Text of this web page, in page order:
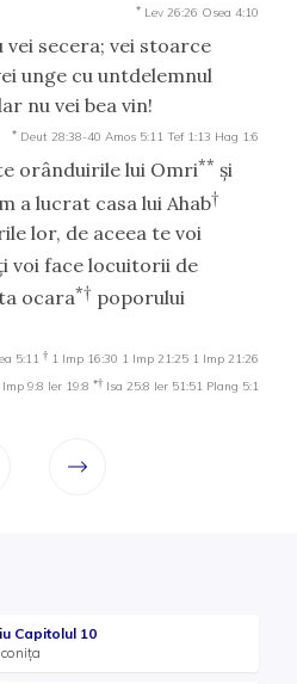
* Lev 26:26 Osea 4:10
vei secera; vei stoarce
unge cu untdelemnul
nu vei bea vin!
* Deut 28:38-40 Amos 5:11 Tef 1:13 Hag 1:6
orânduirile lui Omri** şi
a lucrat casa lui Ahab†
lor, de aceea te voi
voi face locuitorii de
ocara*† poporului
5:11 † 1 Imp 16:30 1 Imp 21:25 1 Imp 21:26
Imp 9:8 Ier 19:8 *† Isa 25:8 Ier 51:51 Plang 5:1
Capitolul 10